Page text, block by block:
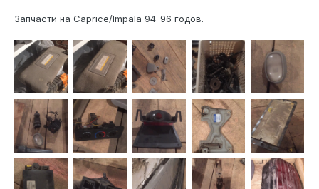
Запчасти на Caprice/Impala 94-96 годов.